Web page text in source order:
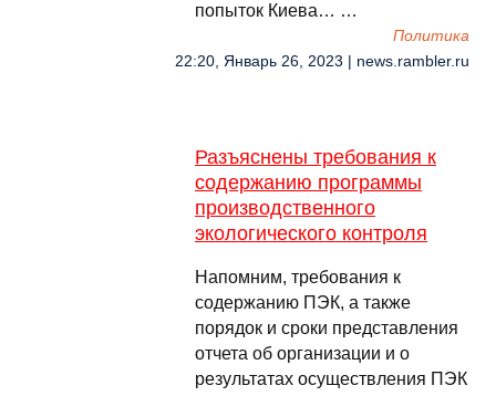
попыток Киева… …
Политика
22:20, Январь 26, 2023 | news.rambler.ru
Разъяснены требования к
содержанию программы
производственного
экологического контроля
Напомним, требования к
содержанию ПЭК, а также
порядок и сроки представления
отчета об организации и о
результатах осуществления ПЭК